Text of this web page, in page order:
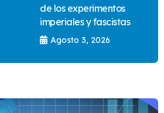
de los experimentos
imperiales y fascistas
Agosto 3, 2026